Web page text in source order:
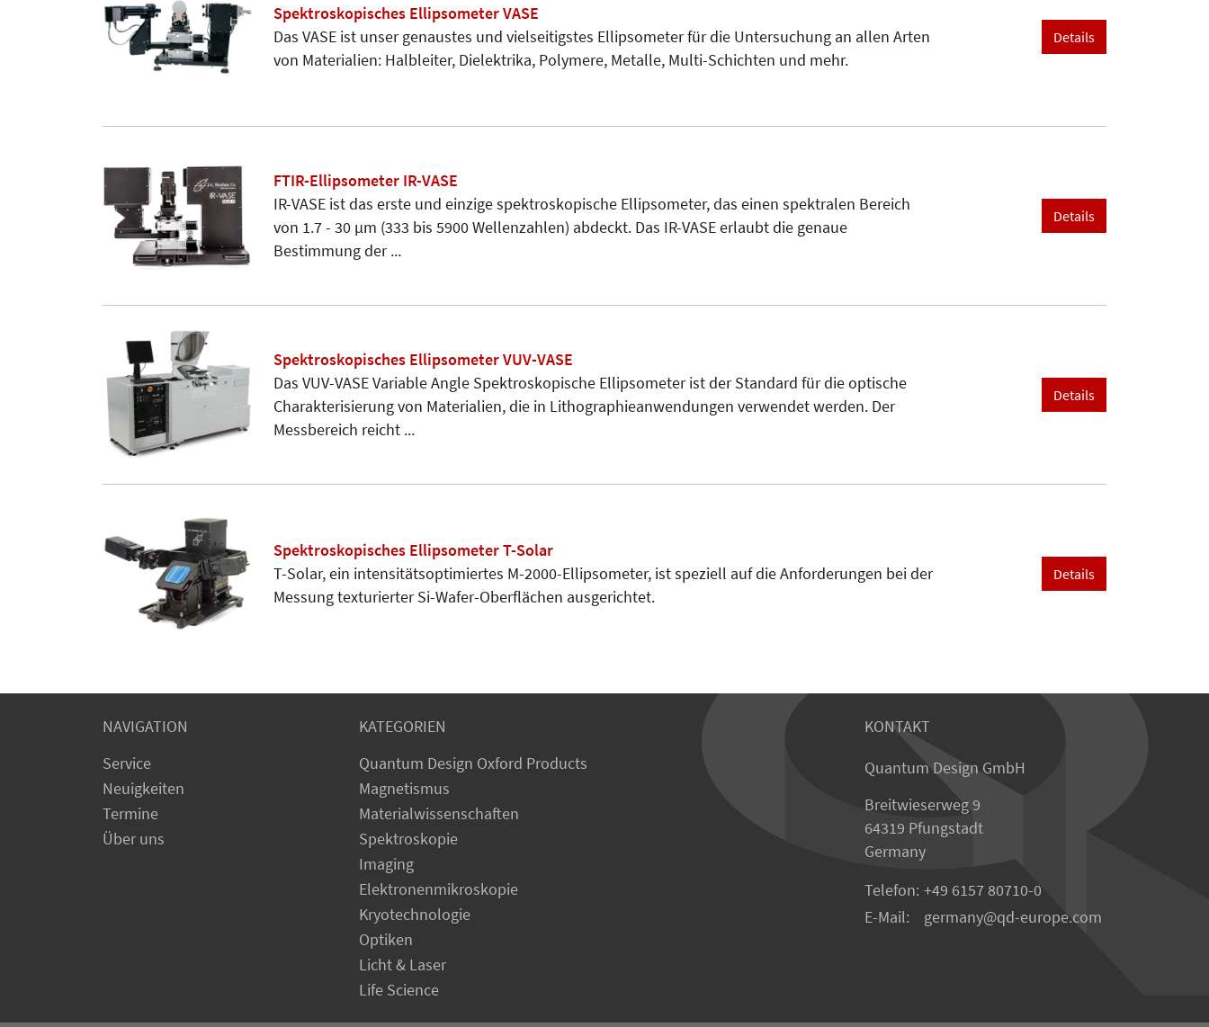
Spektroskopisches Ellipsometer VASE
Das VASE ist unser genaustes und vielseitigstes Ellipsometer für die Untersuchung an allen Arten
von Materialien: Halbleiter, Dielektrika, Polymere, Metalle, Multi-Schichten und mehr.
Details
FTIR-Ellipsometer IR-VASE
IR-VASE ist das erste und einzige spektroskopische Ellipsometer, das einen spektralen Bereich
von 1.7 - 30 µm (333 bis 5900 Wellenzahlen) abdeckt. Das IR-VASE erlaubt die genaue
Bestimmung der ...
Details
Spektroskopisches Ellipsometer VUV-VASE
Das VUV-VASE Variable Angle Spektroskopische Ellipsometer ist der Standard für die optische
Charakterisierung von Materialien, die in Lithographieanwendungen verwendet werden. Der
Messbereich reicht ...
Details
Spektroskopisches Ellipsometer T-Solar
T-Solar, ein intensitätsoptimiertes M-2000-Ellipsometer, ist speziell auf die Anforderungen bei der
Messung texturierter Si-Wafer-Oberflächen ausgerichtet.
Details
NAVIGATION
Service
Neuigkeiten
Termine
Über uns
KATEGORIEN
Quantum Design Oxford Products
Magnetismus
Materialwissenschaften
Spektroskopie
Imaging
Elektronenmikroskopie
Kryotechnologie
Optiken
Licht & Laser
Life Science
KONTAKT
Quantum Design GmbH
Breitwieserweg 9
64319 Pfungstadt
Germany
Telefon: +49 6157 80710-0
E-Mail:
germany qd-europe.com